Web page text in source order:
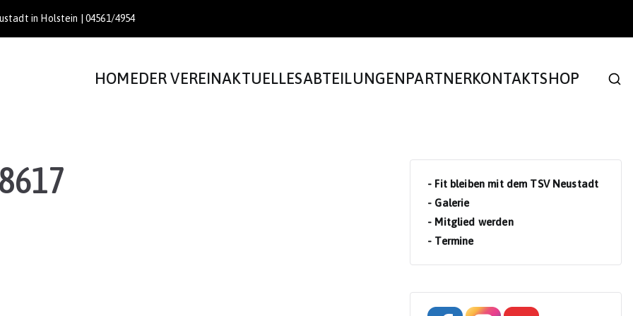
in Holstein | 04561/4954
HOMEDER VEREINAKTUELLESABTEILUNGENPARTNERKONTAKTSHOP
- Fit bleiben mit dem TSV Neustadt
- Galerie
- Mitglied werden
- Termine